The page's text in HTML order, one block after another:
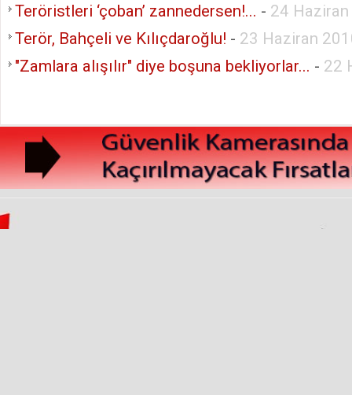
Teröristleri ‘çoban’ zannedersen!... - 24
Terör, Bahçeli ve Kılıçdaroğlu! - 23 Haziran
"Zamlara alışılır" diye boşuna bekliyorlar... - 22